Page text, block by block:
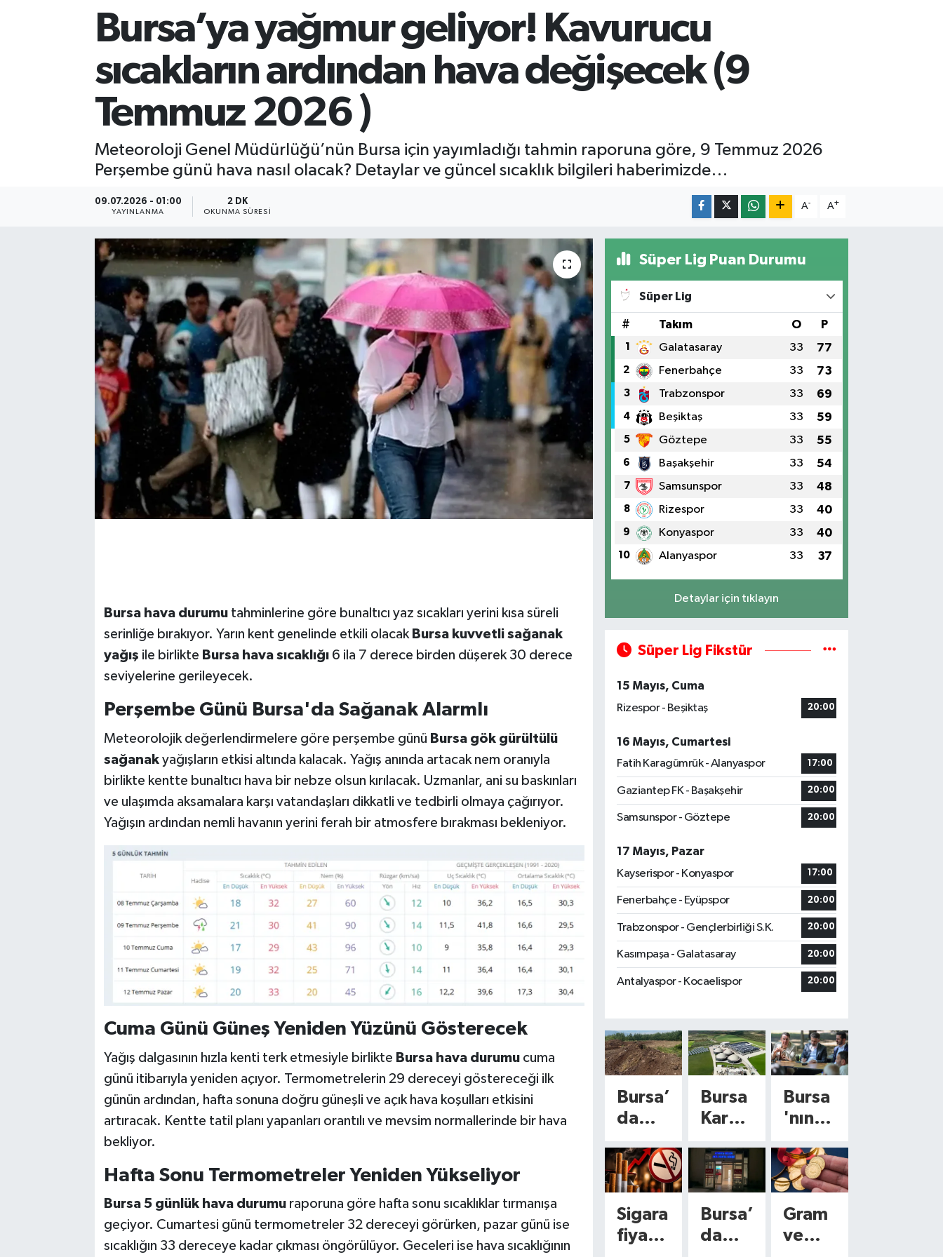
Bursa’ya yağmur geliyor! Kavurucu
sıcakların ardından hava değişecek (9
Temmuz 2026 )
Meteoroloji Genel Müdürlüğü’nün Bursa için yayımladığı tahmin raporuna göre, 9 Temmuz 2026
Perşembe günü hava nasıl olacak? Detaylar ve güncel sıcaklık bilgileri haberimizde…
09.07.2026 - 01:00
YAYINLANMA
2 DK
OKUNMA SÜRESI
A- A+
Bursa hava durumutahminlerine göre bunaltıcı yaz sıcakları yerini kısa süreli
serinliğe bırakıyor. Yarın kent genelinde etkili olacak Bursa kuvvetli sağanak
yağış ile birlikte Bursa hava sıcaklığı6 ila 7 derece birden düşerek 30 derece
seviyelerine gerileyecek.
Perşembe Günü Bursa'da Sağanak Alarmlı
Meteorolojik değerlendirmelere göre perşembe günü Bursa gök gürültülü
sağanakyağışların etkisi altında kalacak. Yağış anında artacak nem oranıyla
birlikte kentte bunaltıcı hava bir nebze olsun kırılacak. Uzmanlar, ani su baskınları
ve ulaşımda aksamalara karşı vatandaşları dikkatli ve tedbirli olmaya çağırıyor.
Yağışın ardından nemli havanın yerini ferah bir atmosfere bırakması bekleniyor.
Cuma Günü Güneş Yeniden Yüzünü Gösterecek
Yağış dalgasının hızla kenti terk etmesiyle birlikte Bursa hava durumucuma
günü itibarıyla yeniden açıyor. Termometrelerin 29 dereceyi göstereceği ilk
günün ardından, hafta sonuna doğru güneşli ve açık hava koşulları etkisini
artıracak. Kentte tatil planı yapanları orantılı ve mevsim normallerinde bir hava
bekliyor.
Hafta Sonu Termometreler Yeniden Yükseliyor
Bursa 5 günlük hava durumuraporuna göre hafta sonu sıcaklıklar tırmanışa
geçiyor. Cumartesi günü termometreler 32 dereceyi görürken, pazar günü ise
sıcaklığın 33 dereceye kadar çıkması öngörülüyor. Geceleri ise hava sıcaklığının
Süper Lig Puan Durumu
Süper Lig
# Takım O P
1 Galatasaray 33 77
2 Fenerbahçe 33 73
3 Trabzonspor 33 69
4 Beşiktaş 33 59
5 Göztepe 33 55
6 Başakşehir 33 54
7 Samsunspor 33 48
8 Rizespor 33 40
9 Konyaspor 33 40
10 Alanyaspor 33 37
Detaylar için tıklayın
Süper Lig Fikstür
15 Mayıs, Cuma
Rizespor - Beşiktaş
20:00
16 Mayıs, Cumartesi
Fatih Karagümrük - Alanyaspor
17:00
Gaziantep FK - Başakşehir 20:00
Samsunspor - Göztepe 20:00
17 Mayıs, Pazar
Kayserispor - Konyaspor
17:00
Fenerbahçe - Eyüpspor 20:00
Trabzonspor - Gençlerbirliği S.K. 20:00
Kasımpaşa - Galatasaray 20:00
Antalyaspor - Kocaelispor 20:00
Bursa’
da
sala 5
kuruş
ödem
iyor!
100
Bursa
Karac
de 73
milyo
n
liralık
dev
Bursa
'nın
de
dev
dönüş
üm: O
15
Sigara
fiyatl
Bursa’
da
Gram
ve